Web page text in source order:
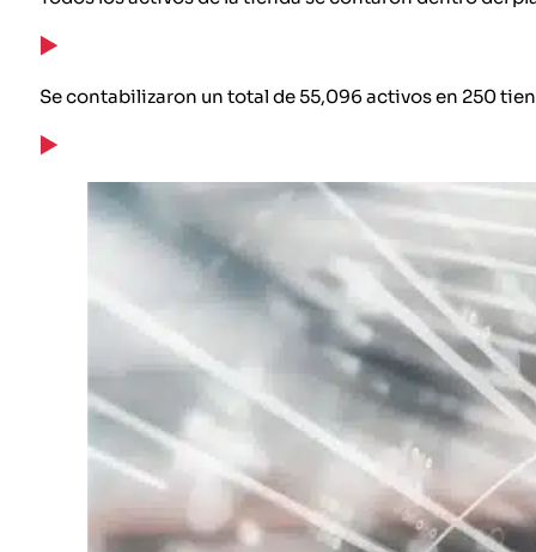
Se contabilizaron un total de 55,096 activos en 250